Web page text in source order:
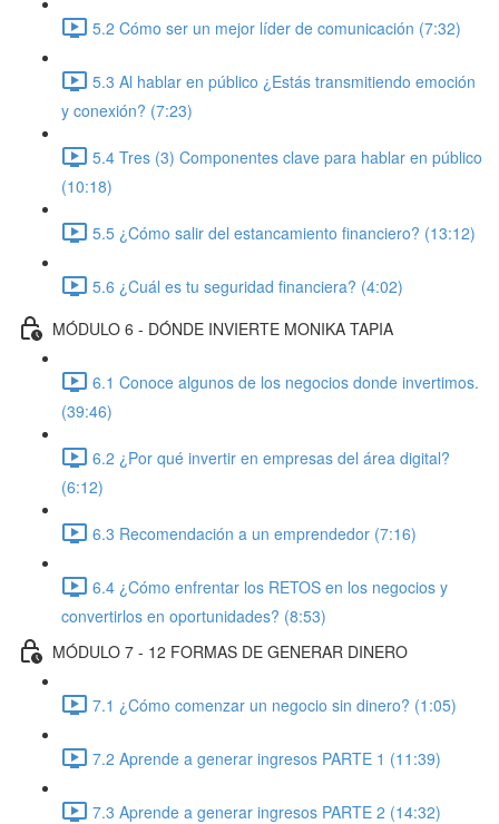
5.2 Cómo ser un mejor líder de comunicación (7:32)
5.3 Al hablar en público ¿Estás transmitiendo emoción
y conexión? (7:23)
5.4 Tres (3) Componentes clave para hablar en público
(10:18)
5.5 ¿Cómo salir del estancamiento financiero? (13:12)
5.6 ¿Cuál es tu seguridad financiera? (4:02)
MÓDULO 6 - DÓNDE INVIERTE MONIKA TAPIA
6.1 Conoce algunos de los negocios donde invertimos.
(39:46)
6.2 ¿Por qué invertir en empresas del área digital?
(6:12)
6.3 Recomendación a un emprendedor (7:16)
6.4 ¿Cómo enfrentar los RETOS en los negocios y
convertirlos en oportunidades? (8:53)
MÓDULO 7 - 12 FORMAS DE GENERAR DINERO
7.1 ¿Cómo comenzar un negocio sin dinero? (1:05)
7.2 Aprende a generar ingresos PARTE 1 (11:39)
7.3 Aprende a generar ingresos PARTE 2 (14:32)